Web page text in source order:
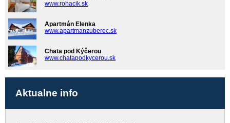
www.rohacik.sk
Apartmán Elenka
www.apartmanzuberec.sk
Chata pod Kýčerou
www.chatapodkycerou.sk
Aktualne info